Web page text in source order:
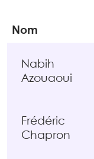
Nom
Nabih
Azouaoui
Frédéric
Chapron